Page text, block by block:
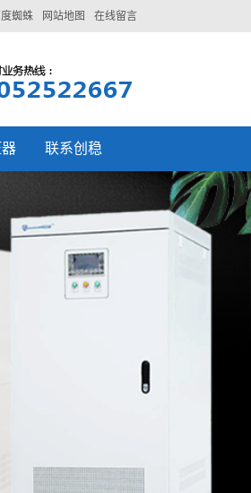
在线留言
网站地图
度蜘蛛
联系创稳